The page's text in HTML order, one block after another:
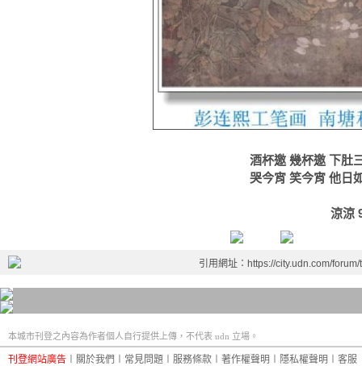
酒杯邀 幾杯邀 下肚
哭今宵 笑今宵 他日
涼涼
引用網址：https://city.udn.com/
本城市刊登之內容為作者個人自行提供上傳，不代表 udn 立場。
刊登網站廣告 關於我們 常見問題 服務條款 著作權聲明 隱私權聲明 客服